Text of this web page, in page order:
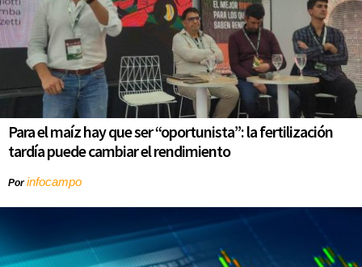
Para el maíz hay que ser “oportunista”: la fertilización
tardía puede cambiar el rendimiento
Porinfocampo